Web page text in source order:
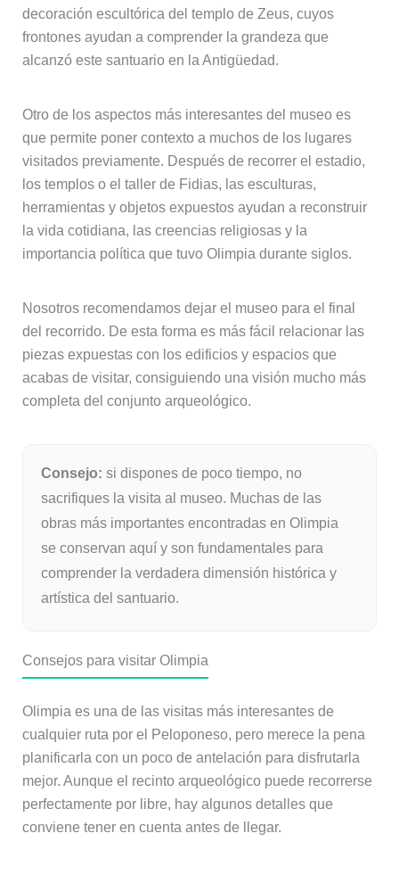
decoración escultórica del templo de Zeus, cuyos
frontones ayudan a comprender la grandeza que
alcanzó este santuario en la Antigüedad.
Otro de los aspectos más interesantes del museo es
que permite poner contexto a muchos de los lugares
visitados previamente. Después de recorrer el estadio,
los templos o el taller de Fidias, las esculturas,
herramientas y objetos expuestos ayudan a reconstruir
la vida cotidiana, las creencias religiosas y la
importancia política que tuvo Olimpia durante siglos.
Nosotros recomendamos dejar el museo para el final
del recorrido. De esta forma es más fácil relacionar las
piezas expuestas con los edificios y espacios que
acabas de visitar, consiguiendo una visión mucho más
completa del conjunto arqueológico.
Consejo: si dispones de poco tiempo, no
sacrifiques la visita al museo. Muchas de las
obras más importantes encontradas en Olimpia
se conservan aquí y son fundamentales para
comprender la verdadera dimensión histórica y
artística del santuario.
Consejos para visitar Olimpia
Olimpia es una de las visitas más interesantes de
cualquier ruta por el Peloponeso, pero merece la pena
planificarla con un poco de antelación para disfrutarla
mejor. Aunque el recinto arqueológico puede recorrerse
perfectamente por libre, hay algunos detalles que
conviene tener en cuenta antes de llegar.